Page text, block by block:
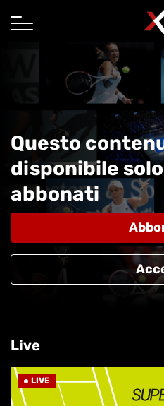
Questo
disponibile
abbonati
Live
LIVE